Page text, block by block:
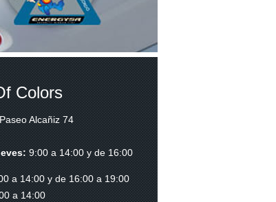
Colors
Paseo Alcañiz 74
9:00 a 14:00 y de 16:00
a 14:00 y de 16:00 a 19:00
a 14:00